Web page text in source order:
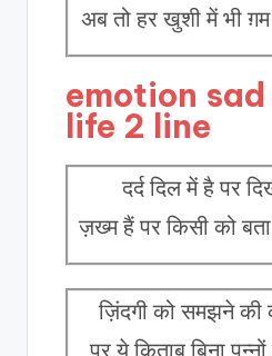
अब तो हर खुशी में भी
emotion
life 2 line
दर्द दिल में है पर
ज़ख्म हैं पर किसी को
ज़िंदगी को समझने की
पर ये किताब बिना